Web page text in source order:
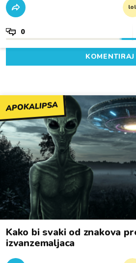
0
KOMENTIRAJ
APOKALIPSA
Kako bi svaki od znakova
izvanzemaljaca